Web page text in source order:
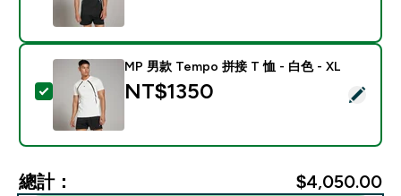
選取此商品 - MP 男款 Tempo 拼接 T 恤 - 白色 - XL
MP 男款 Tempo 拼接 T 恤 - 白色 - XL
NT$1350‎
總計： $4,050.00‎